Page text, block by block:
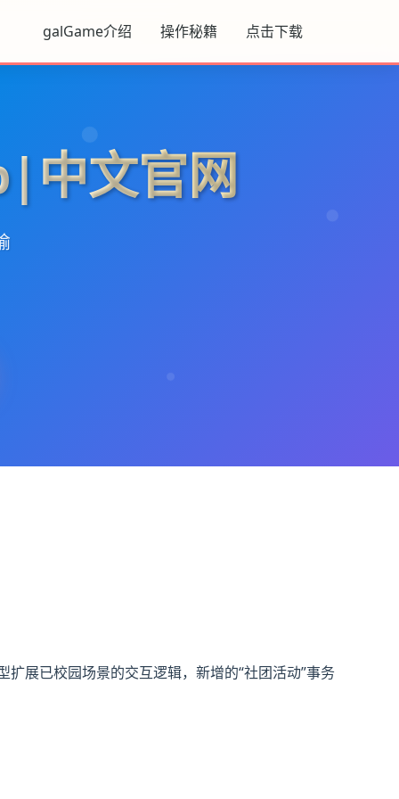
galGame介绍 操作秘籍 点击下载
中文官网
展已校园场景的交互逻辑，新增的“社团活动”事务